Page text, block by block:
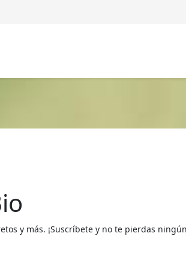
y más. ¡Suscríbete y no te pierdas